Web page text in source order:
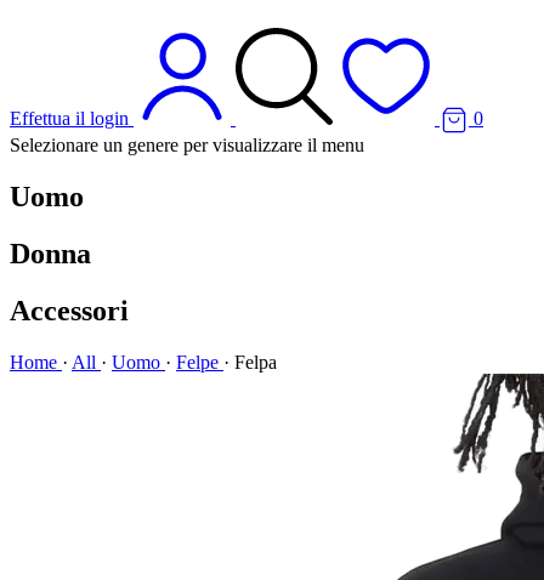
Effettua il login
0
Selezionare un genere per visualizzare il menu
Uomo
Donna
Accessori
Home · All · Uomo · Felpe · Felpa